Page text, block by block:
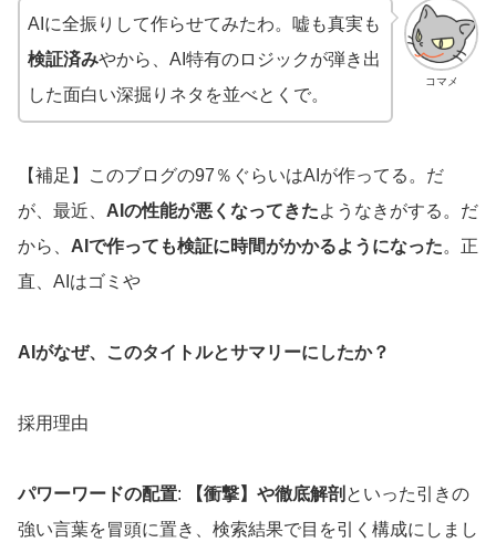
コマメ
AIに全振りして作らせてみたわ。嘘も真実も
検証済みやから、AI特有のロジックが弾き出
した面白い深掘りネタを並べとくで。
【補足】このブログの97％ぐらいはAIが作ってる。だ
が、最近、 AIの性能が悪くなってきたようなきがする。だ
から、 AIで作っても検証に時間がかかるようになった。正
直、AIはゴミや
AIがなぜ、このタイトルとサマリーにしたか？
採用理由
パワーワードの配置: 【衝撃】や徹底解剖 といった引きの
強い言葉を冒頭に置き、検索結果で目を引く構成にしまし